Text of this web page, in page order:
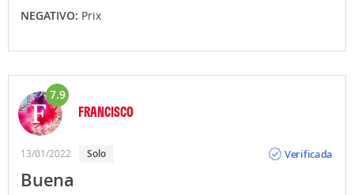
NEGATIVO: Prix
7.9
FRANCISCO
13/01/2022 Solo
Verificada
Buena